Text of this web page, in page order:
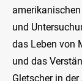
und
das Leben von
und das
Gletscher in